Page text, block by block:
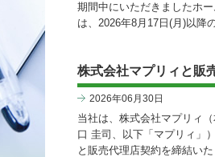
期間中にいただきましたホ
は、2026年8月17日(月)以降
株式会社マプリィと販
2026年06月30日
当社は、株式会社マプリィ
口 圭司、以下「マプリィ」）
と販売代理店契約を締結い